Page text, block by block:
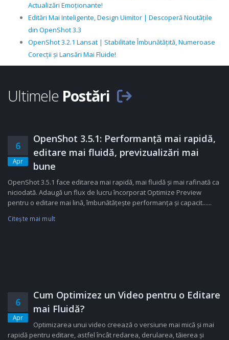
Actualizări Emoționante!
Editări Mai Inteligente, Design Uimitor | Descoperă Noutățile
din OpenShot 3.3
OpenShot 3.2.1 Lansat | Stabilitate Îmbunătățită, Numeroase
Corecții și Lansări Mai Fluide!
Ultimele Postări
6
Apr
OpenShot 3.5.1: Performanță mai rapidă,
editare mai fluidă, previzualizări mai
bune
OpenShot 3.5.1 face editarea mai rapidă, mai fluidă și mai rafinată ca
niciodată. Adaugă un flux de lucru încorporat Optimize Preview
pentru o editare mai lină, îmbunătățește performanța și capacit......
Citeşte mai mult
6
Apr
Cum Optimizez un Video pentru o Editare
mai Fluidă?
Optimizarea unui video creează o versiune mai mică și mai
rapidă pentru editare, astfel încât redarea, derularea, tăierea și